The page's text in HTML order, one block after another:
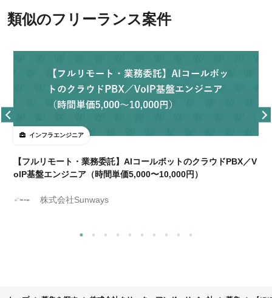
類似のフリーランス案件
インフラエンジニア
【フルリモート・業務委託】AIコールボットのクラウドPBX／V
oIP基盤エンジニア（時間単価5,000〜10,000円）
株式会社Sunways